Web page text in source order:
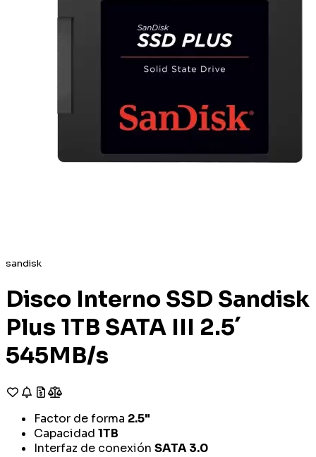
sandisk
Disco Interno SSD Sandisk
Plus 1TB SATA III 2.5´
545MB/s
Factor de forma 2.5"
Capacidad 1TB
Interfaz de conexión SATA 3.0